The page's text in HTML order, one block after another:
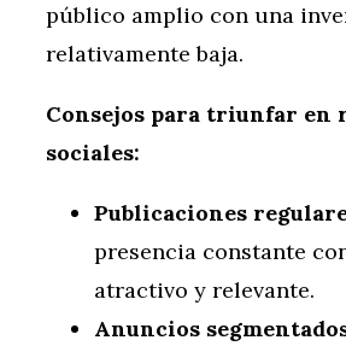
público amplio con una
relativamente baja.
Consejos para triunfar en
sociales:
Publicaciones
presencia constante
atractivo y relevante.
Anuncios